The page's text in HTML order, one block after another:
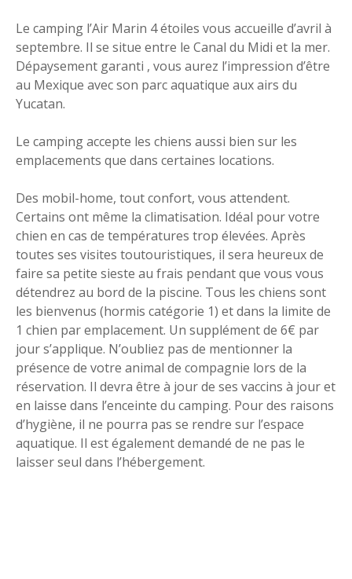
Le camping l’Air Marin 4 étoiles vous accueille d’avril à
septembre. Il se situe entre le Canal du Midi et la mer.
Dépaysement garanti , vous aurez l’impression d’être
au Mexique avec son parc aquatique aux airs du
Yucatan.
Le camping accepte les chiens aussi bien sur les
emplacements que dans certaines locations.
Des mobil-home, tout confort, vous attendent.
Certains ont même la climatisation. Idéal pour votre
chien en cas de températures trop élevées. Après
toutes ses visites toutouristiques, il sera heureux de
faire sa petite sieste au frais pendant que vous vous
détendrez au bord de la piscine. Tous les chiens sont
les bienvenus (hormis catégorie 1) et dans la limite de
1 chien par emplacement. Un supplément de 6€ par
jour s’applique. N’oubliez pas de mentionner la
présence de votre animal de compagnie lors de la
réservation. Il devra être à jour de ses vaccins à jour et
en laisse dans l’enceinte du camping. Pour des raisons
d’hygiène, il ne pourra pas se rendre sur l’espace
aquatique. Il est également demandé de ne pas le
laisser seul dans l’hébergement.